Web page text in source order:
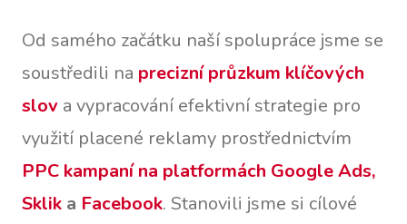
Od samého začátku naší spolupráce jsme se
soustředili na precizní průzkum klíčových
slov a vypracování efektivní strategie pro
využití placené reklamy prostřednictvím
PPC kampaní na platformách Google Ads,
Sklik a Facebook. Stanovili jsme si cílové